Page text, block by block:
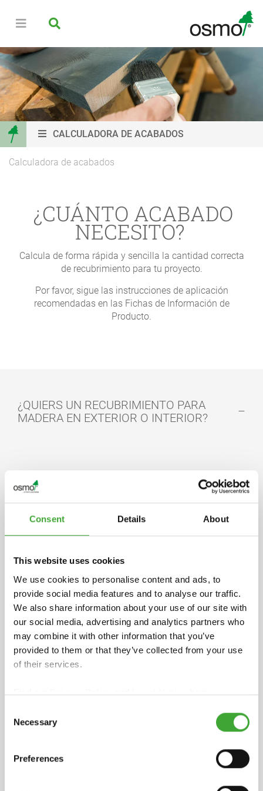
Consent Details About
This website uses cookies
We use cookies to personalise content and ads, to
provide social media features and to analyse our traffic.
We also share information about your use of our site with
our social media, advertising and analytics partners who
may combine it with other information that you’ve
provided to them or that they’ve collected from your use
of their services.
Find ourPrivacy PolicyandLegal Noticehere.
Selection
Necessary
Preferences
CALCULADORA DE ACABADOS
Calculadora de acabados
¿CUÁNTO ACABADO
NECESITO?
Calcula de forma rápida y sencilla la cantidad correcta
de recubrimiento para tu proyecto.
Por favor, sigue las instrucciones de aplicación
recomendadas en las Fichas de Información de
Producto.
¿QUIERS UN RECUBRIMIENTO PARA
MADERA EN EXTERIOR O INTERIOR?
PARA INTERIOR